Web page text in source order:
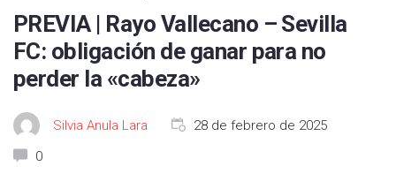
Girona FC
FC Barcelona
Segunda RFEF
PREVIA | Rayo Vallecano – Sevilla
FC: obligación de ganar para no
perder la «cabeza»
Silvia Anula Lara
28 de febrero de 2025
0